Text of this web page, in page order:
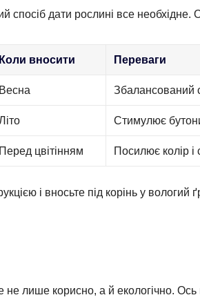
дати рослині все необхідне.
Коли вносити Переваги
Весна Збалансований
Стимулює
Перед цвітінням Посилює колір і
і вносьте під корінь у вологий
не лише корисно, а й екологічно.